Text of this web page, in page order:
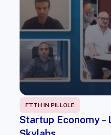
FTTH IN PILLOLE
Startup Economy –